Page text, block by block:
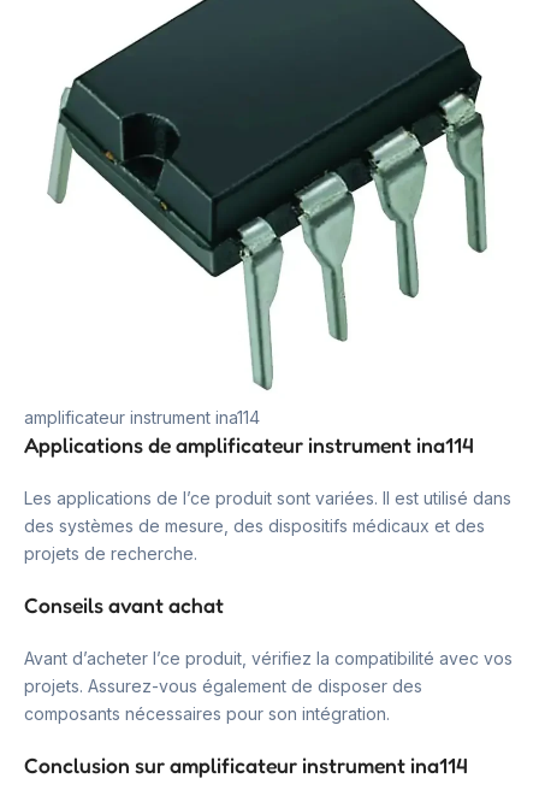
amplificateur instrument ina114
Applications de amplificateur instrument ina114
Les applications de l’ce produit sont variées. Il est utilisé dans
des systèmes de mesure, des dispositifs médicaux et des
projets de recherche.
Conseils avant achat
Avant d’acheter l’ce produit, vérifiez la compatibilité avec vos
projets. Assurez-vous également de disposer des
composants nécessaires pour son intégration.
Conclusion sur amplificateur instrument ina114